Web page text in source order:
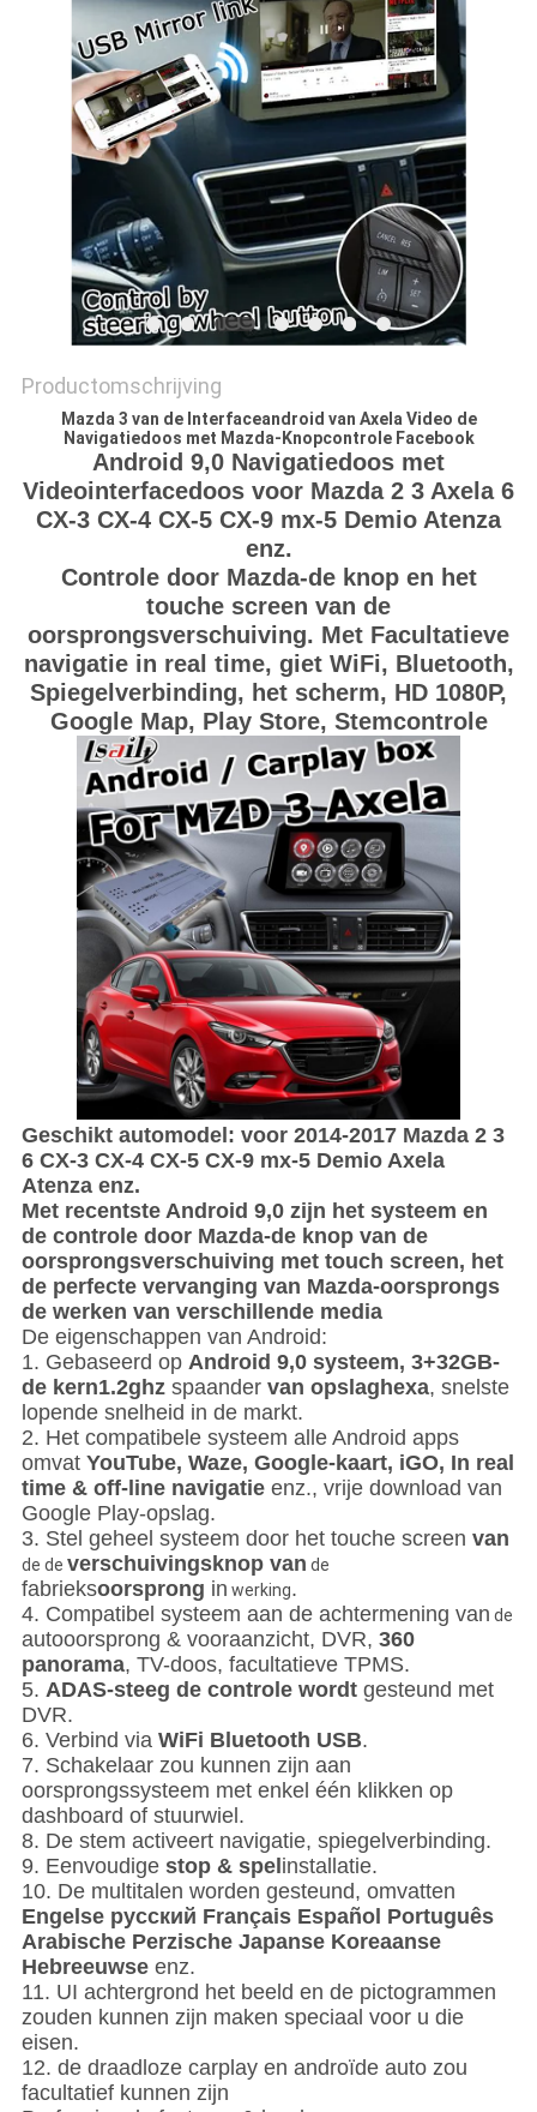
Productomschrijving
Mazda 3 van de Interfaceandroid van Axela Video de
Navigatiedoos met Mazda-Knopcontrole Facebook
Android 9,0 Navigatiedoos met
Videointerfacedoos voor Mazda 2 3 Axela 6
CX-3 CX-4 CX-5 CX-9 mx-5 Demio Atenza
enz.
Controle door Mazda-de knop en het
touche screen van de
oorsprongsverschuiving. Met Facultatieve
navigatie in real time, giet WiFi, Bluetooth,
Spiegelverbinding, het scherm, HD 1080P,
Google Map, Play Store, Stemcontrole
Geschikt automodel: voor 2014-2017 Mazda 2 3
6 CX-3 CX-4 CX-5 CX-9 mx-5 Demio Axela
Atenza enz.
Met recentste Android 9,0 zijn het systeem en
de controle door Mazda-de knop van de
oorsprongsverschuiving met touch screen, het
de perfecte vervanging van Mazda-oorsprongs
de werken van verschillende media
De eigenschappen van Android:
1. Gebaseerd op Android 9,0 systeem, 3+32GB-
de kern1.2ghzspaander van opslaghexa, snelste
lopende snelheid in de markt.
2. Het compatibele systeem alle Android apps
omvat YouTube, Waze, Google-kaart, iGO, In real
time & off-line navigatieenz., vrije download van
Google Play-opslag.
3. Stel geheel systeem door het touche screen van
de de verschuivingsknop van de
fabrieksoorsprong in werking.
4. Compatibel systeem aan de achtermening van de
autooorsprong & vooraanzicht, DVR, 360
panorama, TV-doos, facultatieve TPMS.
5. ADAS-steeg de controle wordtgesteund met
DVR.
6. Verbind via WiFi Bluetooth USB.
7. Schakelaar zou kunnen zijn aan
oorsprongssysteem met enkel één klikken op
dashboard of stuurwiel.
8. De stem activeert navigatie, spiegelverbinding.
9. Eenvoudige stop & spel installatie.
10. De multitalen worden gesteund, omvatten
Engelse русский Français Español Português
Arabische Perzische Japanse Koreaanse
Hebreeuwseenz.
11. UI achtergrond het beeld en de pictogrammen
zouden kunnen zijn maken speciaal voor u die
eisen.
12. de draadloze carplay en androïde auto zou
facultatief kunnen zijn